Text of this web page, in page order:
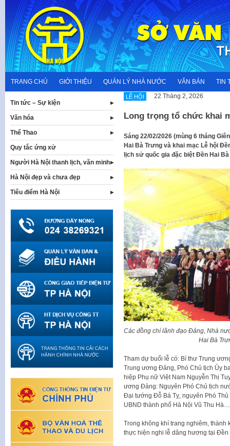
content
TRANG CHỦ GIỚI THIỆU QUẢN LÝ NHÀ NƯỚC VĂN BẢN TIN
LỄ HỘI 22 Tháng 2, 2026
Long trọng tổ chức khai
Sáng 22/02/2026 (mùng 6 tháng
Hai Bà Trưng và khai mạc Lễ hội
lịch sử quốc gia đặc biệt Đền Hai
Các đồng chí lãnh đạo Đảng, Nhà
Hai Bà
Tham dự buổi lễ có: Bí thư Trung
Trung ương Đảng, Phó Chủ tịch Ủy
hiệp Phụ nữ Việt Nam Nguyễn Thị
ương Đảng: Nguyên Phó Chủ tịch
Đại tướng Đỗ Bá Tỵ, nguyên Phó
UBND thành phố Hà Nội Vũ Thu Hà…
Trong không khí trang nghiêm,
thực hiện nghi lễ dâng hương tại Đền
Tin tức – Sự kiện
Văn hóa
Thể Thao
Quy tắc ứng xử
Người Hà Nội thanh lịch, văn minh
Hà Nội đẹp và chưa đẹp
Tiêu điểm Hà Nội